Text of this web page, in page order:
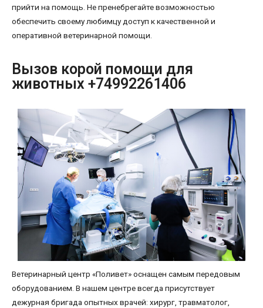
прийти на помощь. Не пренебрегайте возможностью
обеспечить своему любимцу доступ к качественной и
оперативной ветеринарной помощи.
Вызов корой помощи для
животных +74992261406
Ветеринарный центр «Поливет» оснащен самым передовым
оборудованием. В нашем центре всегда присутствует
дежурная бригада опытных врачей: хирург, травматолог,